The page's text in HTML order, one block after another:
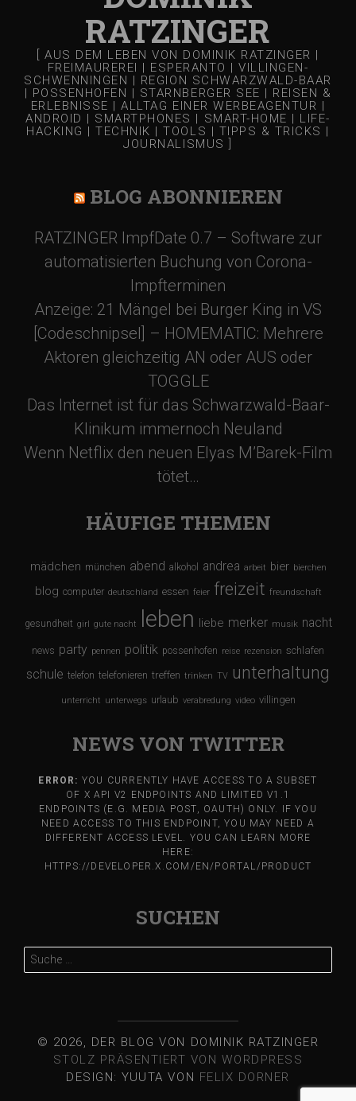
RATZINGER
[ AUS DEM LEBEN VON DOMINIK RATZINGER |
FREIMAUREREI | ESPERANTO | VILLINGEN-
SCHWENNINGEN | REGION SCHWARZWALD-BAAR
| POSSENHOFEN | STARNBERGER SEE | REISEN &
ERLEBNISSE | ALLTAG EINER WERBEAGENTUR |
ANDROID | SMARTPHONES | SMART-HOME | LIFE-
HACKING | TECHNIK | TOOLS | TIPPS & TRICKS |
JOURNALISMUS ]
BLOG ABONNIEREN
RATZINGER ImpfDate 0.7 – Software zur
automatisierten Buchung von Corona-
Impfterminen
Anzeige: 21 Mängel bei Burger King in VS
[Codeschnipsel] – HOMEMATIC: Mehrere
Aktoren gleichzeitig AN oder AUS oder
TOGGLE
Das Internet ist für das Schwarzwald-Baar-
Klinikum immernoch Neuland
Wenn Netflix den neuen Elyas M’Barek-Film
tötet…
HÄUFIGE THEMEN
mädchen münchen abend alkohol andrea arbeit bier bierchen
blog computer deutschland essen feier freizeit freundschaft
gesundheit girl gute nacht leben liebe merker musik nacht
news party pennen politik possenhofen reise rezension schlafen
schule telefon telefonieren treffen trinken TV unterhaltung
unterricht unterwegs urlaub verabredung video villingen
NEWS VON TWITTER
ERROR: YOU CURRENTLY HAVE ACCESS TO A SUBSET
OF X API V2 ENDPOINTS AND LIMITED V1.1
ENDPOINTS (E.G. MEDIA POST, OAUTH) ONLY. IF YOU
NEED ACCESS TO THIS ENDPOINT, YOU MAY NEED A
DIFFERENT ACCESS LEVEL. YOU CAN LEARN MORE
HERE:
HTTPS://DEVELOPER.X.COM/EN/PORTAL/PRODUCT
SUCHEN
© 2026, DER BLOG VON DOMINIK RATZINGER
STOLZ PRÄSENTIERT VON WORDPRESS
DESIGN: YUUTA VON
FELIX DORNER